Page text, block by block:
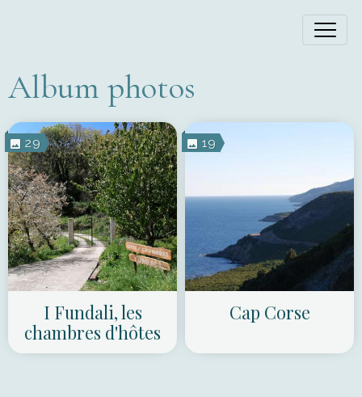
Album photos
29
I Fundali, les
chambres d'hôtes
19
Cap Corse